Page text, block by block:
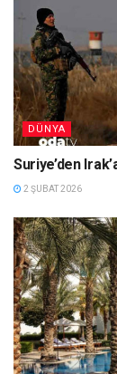
DÜNYA
Suriye’den
2 ŞUBAT 2026